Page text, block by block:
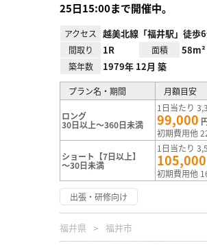
25日15:00まで開催中。
アクセス 越美北線「福井駅」徒歩
間取り 1R 面積 58m²
築年数 1979年 12月 築
プラン名・期間 月額目安
ロング
30日以上～360日未満
1日当たり
99,000
初期費用他
ショート【7日以上】
～30日未満
1日当たり
105,000
初期費用他
出張・研修向け
福井県 福井市